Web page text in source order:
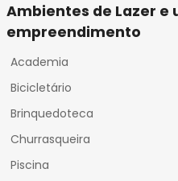
Ambientes de Lazer e
empreendimento
Academia
Bicicletário
Brinquedoteca
Churrasqueira
Piscina